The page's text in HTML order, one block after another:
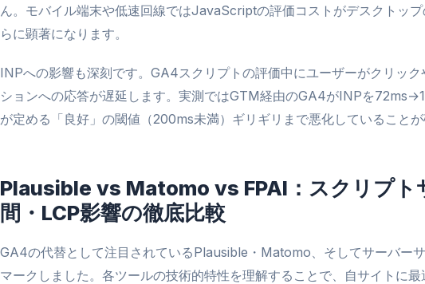
ん。モバイル端末や低速回線ではJavaScriptの評価コストがデスクトッ
らに顕著になります。
INPへの影響も深刻です。GA4スクリプトの評価中にユーザーがクリッ
ションへの応答が遅延します。実測ではGTM経由のGA4がINPを
が定める「良好」の閾値（200ms未満）ギリギリまで悪化していることが
Plausible vs Matomo vs FPAI：スクリプト
間・LCP影響の徹底比較
GA4の代替として注目されているPlausible・Matomo、そしてサーバー
マークしました。各ツールの技術的特性を理解することで、自サイトに最